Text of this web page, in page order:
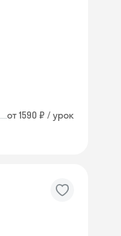
от 1590 ₽ / урок